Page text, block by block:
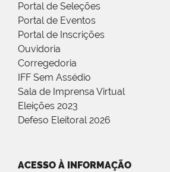
Portal de Seleções
Portal de Eventos
Portal de Inscrições
Ouvidoria
Corregedoria
IFF Sem Assédio
Sala de Imprensa Virtual
Eleições 2023
Defeso Eleitoral 2026
ACESSO À INFORMAÇÃO